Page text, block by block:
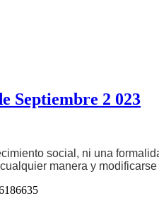
Septiembre 2 023
social, ni una
manera y